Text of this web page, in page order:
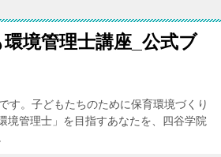
境管理士講座_公式ブ
す。子どもたちのために保育環境づくり
境管理士」を目指すあなたを、四谷学院